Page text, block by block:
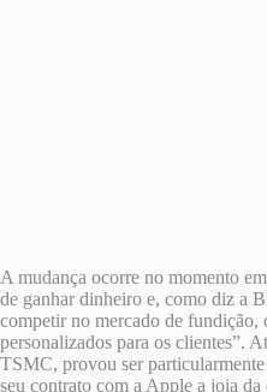
A mudança ocorre no momento
de ganhar dinheiro e, como diz a
competir no mercado de fundição,
personalizados para os clientes”.
TSMC, provou ser
seu contrato com a Apple a joia da